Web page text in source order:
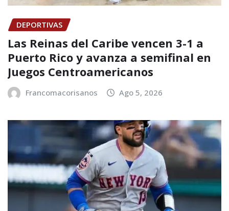
DEPORTIVAS
Las Reinas del Caribe vencen 3-1 a
Puerto Rico y avanza a semifinal en
Juegos Centroamericanos
Francomacorisanos Ago 5, 2026